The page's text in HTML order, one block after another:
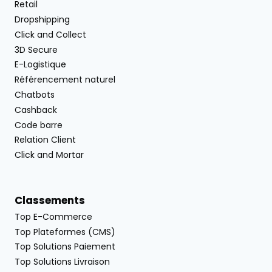
Retail
Dropshipping
Click and Collect
3D Secure
E-Logistique
Référencement naturel
Chatbots
Cashback
Code barre
Relation Client
Click and Mortar
Classements
Top E-Commerce
Top Plateformes (CMS)
Top Solutions Paiement
Top Solutions Livraison